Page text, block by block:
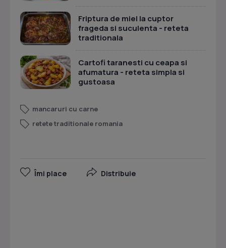
Friptura de miel la cuptor
frageda si suculenta - reteta
traditionala
Cartofi taranesti cu ceapa si
afumatura - reteta simpla si
gustoasa
mancaruri cu carne
retete traditionale romania
Îmi place Distribuie